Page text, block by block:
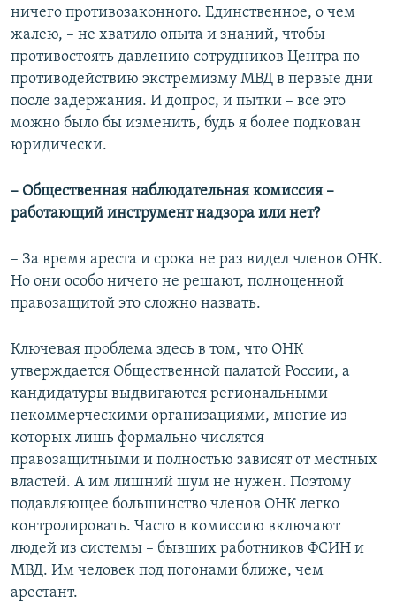
ничего противозаконного. Единственное, о чем
жалею, – не хватило опыта и знаний, чтобы
противостоять давлению сотрудников Центра по
противодействию экстремизму МВД в первые дни
после задержания. И допрос, и пытки – все это
можно было бы изменить, будь я более подкован
юридически.
– Общественная наблюдательная комиссия –
работающий инструмент надзора или нет?
– За время ареста и срока не раз видел членов ОНК.
Но они особо ничего не решают, полноценной
правозащитой это сложно назвать.
Ключевая проблема здесь в том, что ОНК
утверждается Общественной палатой России, а
кандидатуры выдвигаются региональными
некоммерческими организациями, многие из
которых лишь формально числятся
правозащитными и полностью зависят от местных
властей. А им лишний шум не нужен. Поэтому
подавляющее большинство членов ОНК легко
контролировать. Часто в комиссию включают
людей из системы – бывших работников ФСИН и
МВД. Им человек под погонами ближе, чем
арестант.